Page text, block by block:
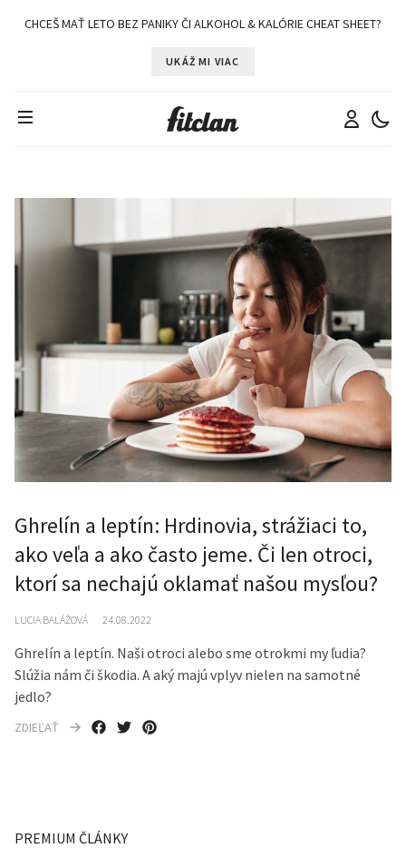
CHCEŠ MAŤ LETO BEZ PANIKY ČI ALKOHOL & KALÓRIE CHEAT SHEET?
UKÁŽ MI VIAC
Ghrelín a leptín: Hrdinovia, strážiaci to,
ako veľa a ako často jeme. Či len otroci,
ktorí sa nechajú oklamať našou mysľou?
LUCIA BALÁŽOVÁ 24.08.2022
Ghrelín a leptín. Naši otroci alebo sme otrokmi my ľudia?
Slúžia nám či škodia. A aký majú vplyv nielen na samotné
jedlo?
ZDIEĽAŤ
PREMIUM ČLÁNKY